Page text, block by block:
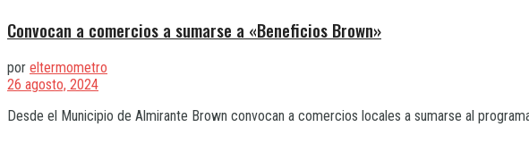
Convocan a comercios a sumarse a «Beneficios Brown»
por eltermometro
26 agosto, 2024
Desde el Municipio de Almirante Brown convocan a comercios locales a sumarse al